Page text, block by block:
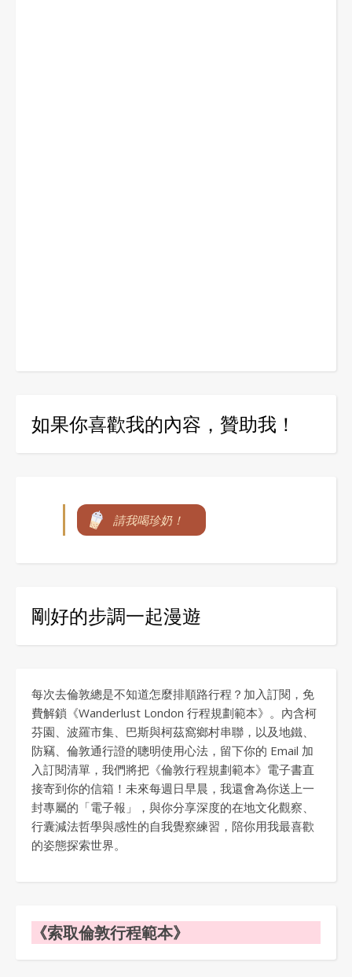
如果你喜歡我的內容，贊助我！
請我喝珍奶！
剛好的步調一起漫遊
每次去倫敦總是不知道怎麼排順路行程？加入訂閱，免
費解鎖《Wanderlust London 行程規劃範本》。內含柯
芬園、波羅市集、巴斯與柯茲窩鄉村串聯，以及地鐵、
防竊、倫敦通行證的聰明使用心法，留下你的 Email 加
入訂閱清單，我們將把《倫敦行程規劃範本》電子書直
接寄到你的信箱！未來每週日早晨，我還會為你送上一
封專屬的「電子報」，與你分享深度的在地文化觀察、
行囊減法哲學與感性的自我覺察練習，陪你用我最喜歡
的姿態探索世界。
《索取倫敦行程範本》